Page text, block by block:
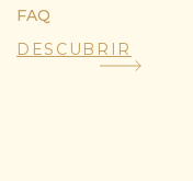
FAQ
DESCUBRIR